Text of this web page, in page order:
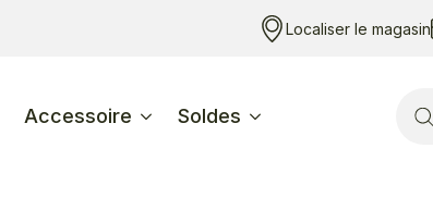
Localiser le magasin
Accessoire Soldes
for: